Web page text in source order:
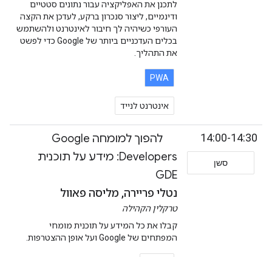
לתכנן את האפליקציה עבור נתונים סטטיים
ודינמיים, ליצור סנכרון ברקע, לעדכן את הקצה
העורפי כשיהיה לך חיבור לאינטרנט ולהשתמש
בכלים העדכניים ביותר של Google כדי לפשט
את התהליך.
PWA
אינטרנט לנייד
14:00-14:30
סשן
להפוך למומחה Google
Developers: מידע על תוכנית
GDE
נטלי פריירה, מליסה פאוול
טרקלין הקהילה
קבלו את כל המידע על תוכנית מומחי
המפתחים של Google ועל אופן ההצטרפות.